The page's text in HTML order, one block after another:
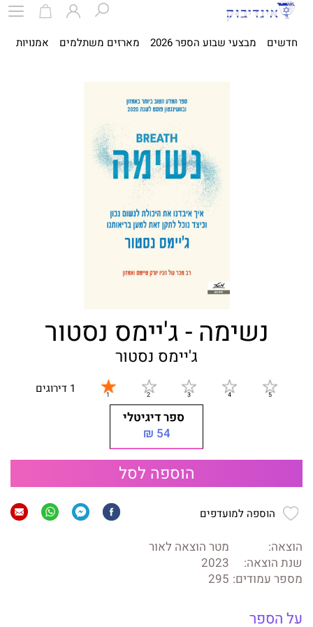
חדשים מבצעי שבוע הספר 2026 מארזים משתלמים אמנויות
נשימה - ג'יימס נסטור
ג'יימס נסטור
1 דירוגים
ספר דיגיטלי
54 ₪
הוספה לסל
הוספה למועדפים
הוצאה:
מטר הוצאה לאור
שנת הוצאה:
2023
מספר עמודים: 295
על הספר